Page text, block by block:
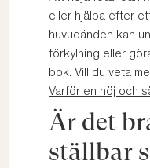
eller hjälpa efter
huvudänden kan
förkylning eller
bok. Vill du veta
Varför en höj och
Är det
ställbar